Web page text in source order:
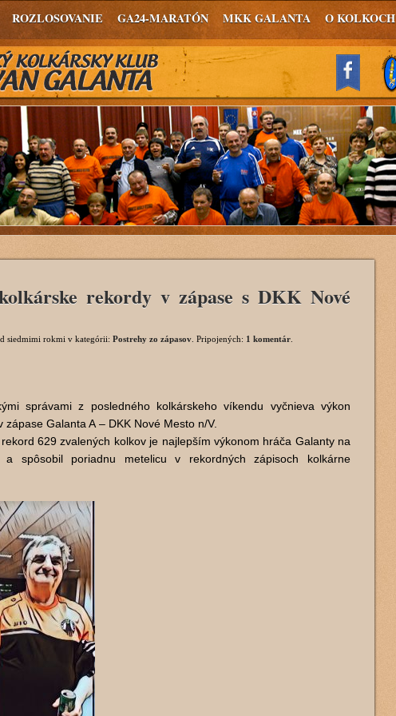
ROZLOSOVANIE GA24-MARATÓN MKK GALANTA O KOLKOCH
rekordy v zápase s DKK Nové
siedmimi rokmi v kategórii: Postrehy zo zápasov . Pripojených: 1 komentár
správami z posledného kolkárskeho víkendu vyčnieva výkon
zápase Galanta A – DKK Nové Mesto n/V.
629 zvalených kolkov je najlepším výkonom hráča Galanty na
a spôsobil poriadnu metelicu v rekordných zápisoch kolkárne